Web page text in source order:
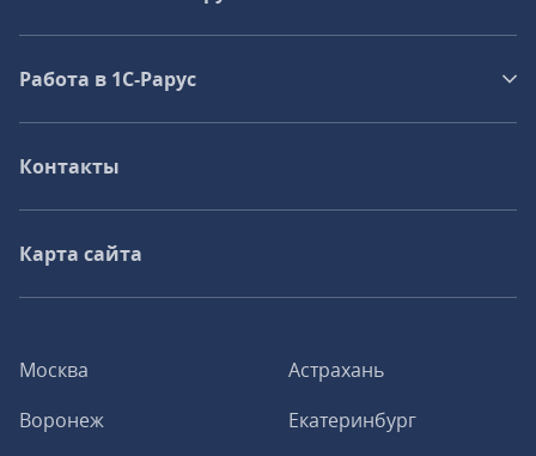
Москва
Астрахань
Воронеж
Екатеринбург
Работа в 1С‑Рарус
Контакты
Карта сайта